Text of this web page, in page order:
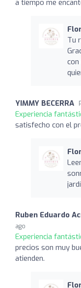
a tiempo me
Tu
con
YIMMY BECERRA
Experiencia
satisfecho con el
Ruben Eduardo
ago
Experiencia
precios son muy
atienden.